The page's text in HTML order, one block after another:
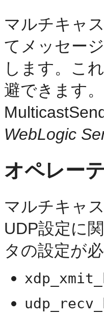
マルチキャ
てメッセー
します。こ
避できます
WebLogic
オペレー
マルチキャ
UDP設定に
タの設定が